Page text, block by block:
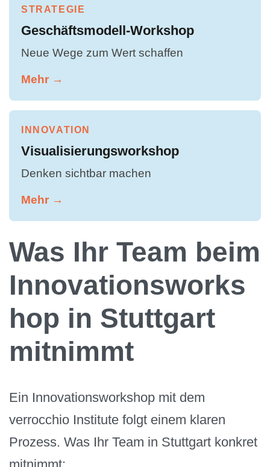
STRATEGIE
Geschäftsmodell-Workshop
Neue Wege zum Wert schaffen
Mehr →
INNOVATION
Visualisierungsworkshop
Denken sichtbar machen
Mehr →
Was Ihr Team beim
Innovationsworks
hop in Stuttgart
mitnimmt
Ein Innovationsworkshop mit dem
verrocchio Institute folgt einem klaren
Prozess. Was Ihr Team in Stuttgart konkret